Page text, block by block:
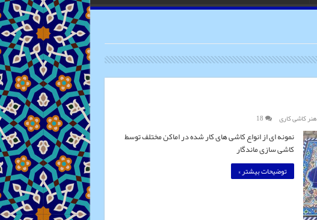
هنر کاشی کاری 18
نمونه ای از انواع کاشی های کار شده در اماکن مختلف توسط
کاشی سازی ماندگار
توضیحات بیشتر »